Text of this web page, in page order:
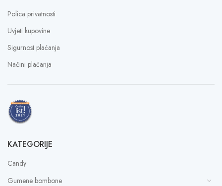
Polica privatnosti
Uvjeti kupovine
Sigurnost plaćanja
Načini plaćanja
KATEGORIJE
Candy
Gumene bombone